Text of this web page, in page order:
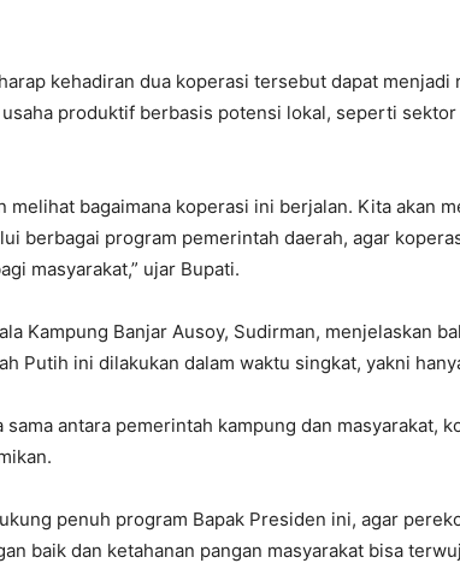
kehadiran dua koperasi tersebut dapat menjadi
produktif berbasis potensi lokal, seperti
melihat bagaimana koperasi ini berjalan. Kita akan
berbagai program pemerintah daerah, agar
masyarakat,” ujar Bupati.
Kampung Banjar Ausoy, Sudirman, menjelaskan
Putih ini dilakukan dalam waktu singkat, yakni
sama antara pemerintah kampung dan masyarakat,
penuh program Bapak Presiden ini, agar
baik dan ketahanan pangan masyarakat bisa